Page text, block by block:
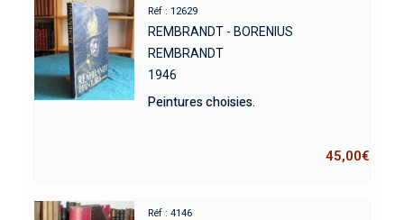
Réf : 12629
REMBRANDT - BORENIUS
REMBRANDT
1946
Peintures choisies.
45,00€
Réf : 4146